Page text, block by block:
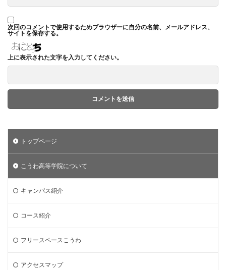
次回のコメントで使用するためブラウザーに自分の名前、メールアドレス、
サイトを保存する。
上に表示された文字を入力してください。
トップページ
こうわ高等学院について
キャンパス紹介
コース紹介
フリースペースこうわ
アクセスマップ